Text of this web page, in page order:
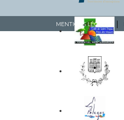
MENTIONS LÉGALES